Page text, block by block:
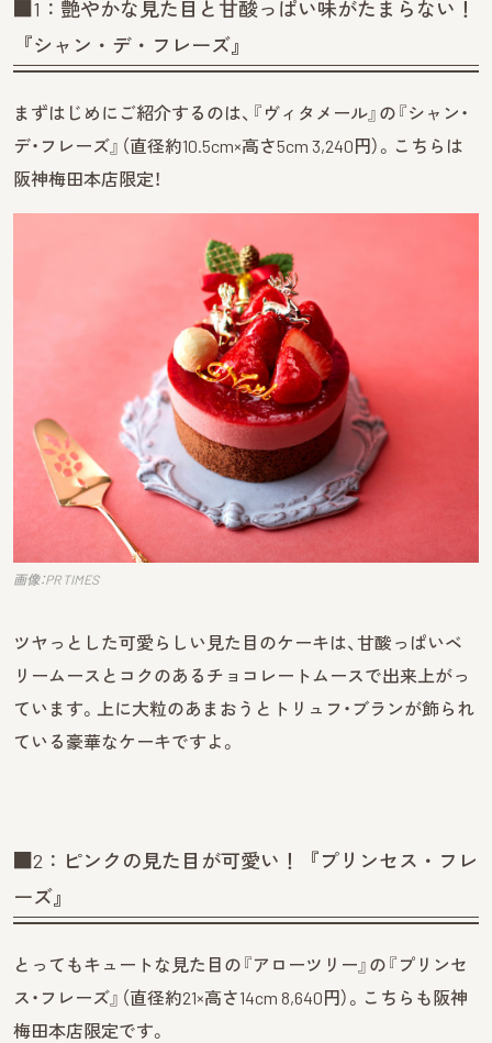
■1：艶やかな見た目と甘酸っぱい味がたまらない！
『シャン・デ・フレーズ』
まずはじめにご紹介するのは、『ヴィタメール』の『シャン・
デ・フレーズ』（直径約10.5cm×高さ5cm 3,240円）。こちらは
阪神梅田本店限定！
画像：PR TIMES
ツヤっとした可愛らしい見た目のケーキは、甘酸っぱいベ
リームースとコクのあるチョコレートムースで出来上がっ
ています。上に大粒のあまおうとトリュフ・ブランが飾られ
ている豪華なケーキですよ。
■2：ピンクの見た目が可愛い！『プリンセス・フレ
ーズ』
とってもキュートな見た目の『アローツリー』の『プリンセ
ス・フレーズ』（直径約21×高さ14cm 8,640円）。こちらも阪神
梅田本店限定です。